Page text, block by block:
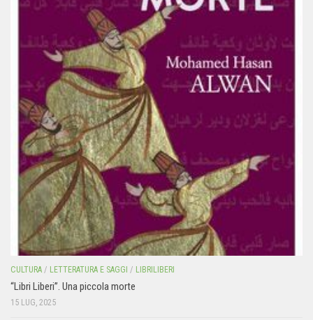
CULTURA / LETTERATURA E SAGGI / LIBRILIBERI
“Libri Liberi”. Una piccola morte
15 LUG, 2025